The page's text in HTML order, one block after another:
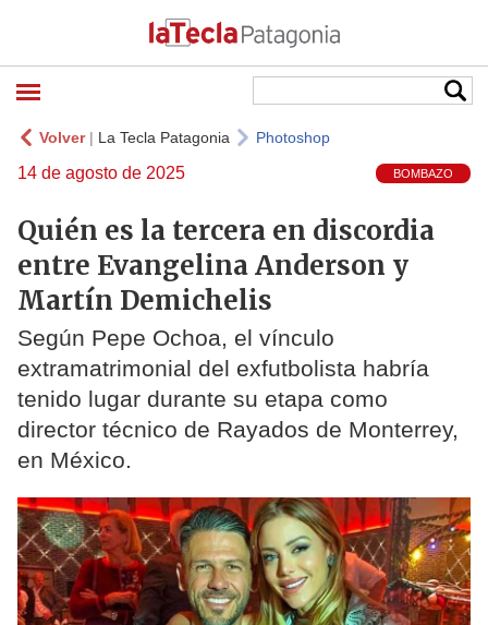
Volver| La Tecla Patagonia Photoshop
14 de agosto de 2025 BOMBAZO
Quién es la tercera en discordia
entre Evangelina Anderson y
Martín Demichelis
Según Pepe Ochoa, el vínculo
extramatrimonial del exfutbolista habría
tenido lugar durante su etapa como
director técnico de Rayados de Monterrey,
en México.